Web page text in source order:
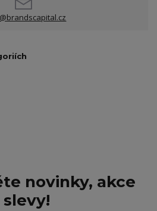
novinky, akce
slevy!